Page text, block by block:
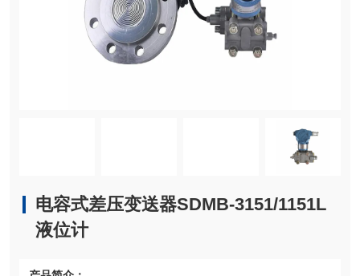
电容式差压变送器SDMB-3151/1151L
液位计